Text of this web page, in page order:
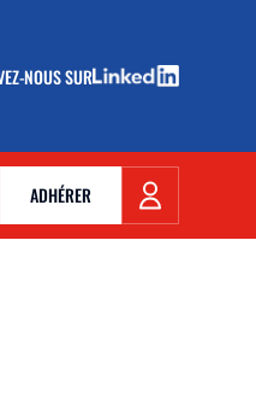
NOUS SUR
FENÊTRE)
FENÊTRE)
ADHÉRER